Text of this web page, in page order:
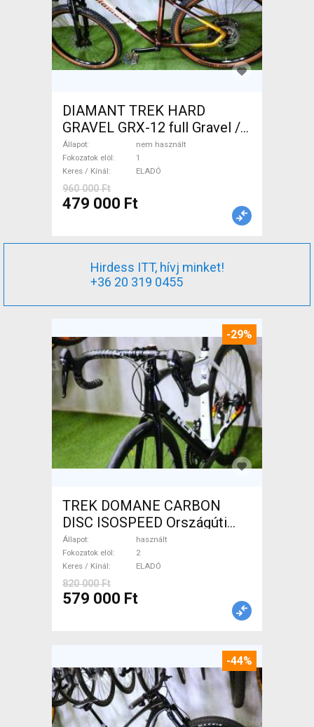
DIAMANT TREK HARD
GRAVEL GRX-12 full Gravel /
CX tárcsafék nem használt
ELADÓ
Állapot
nem használt
Fokozatok elöl
1
Keres / Kínál
ELADÓ
960 000 Ft
479 000 Ft
Hirdess ITT, hívj minket!
+36 20 319 0455
-29%
TREK DOMANE CARBON
DISC ISOSPEED Országúti
tárcsafék használt ELADÓ
Állapot
használt
Fokozatok elöl
2
Keres / Kínál
ELADÓ
820 000 Ft
579 000 Ft
-44%